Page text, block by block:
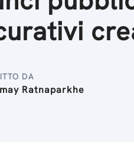
DA
Ratnaparkhe